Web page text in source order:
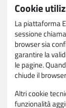
Cookie
La piattaforma
sessione
browser sia
garantire la
le pagine.
chiude il
Altri cookie
funzionalità